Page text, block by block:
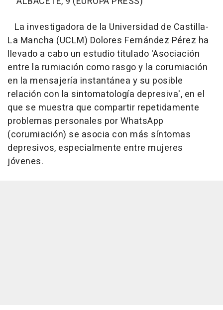
La investigadora de la Universidad de Castilla-
La Mancha (UCLM) Dolores Fernández Pérez ha
llevado a cabo un estudio titulado 'Asociación
entre la rumiación como rasgo y la corumiación
en la mensajería instantánea y su posible
relación con la sintomatología depresiva', en el
que se muestra que compartir repetidamente
problemas personales por WhatsApp
(corumiación) se asocia con más síntomas
depresivos, especialmente entre mujeres
jóvenes.